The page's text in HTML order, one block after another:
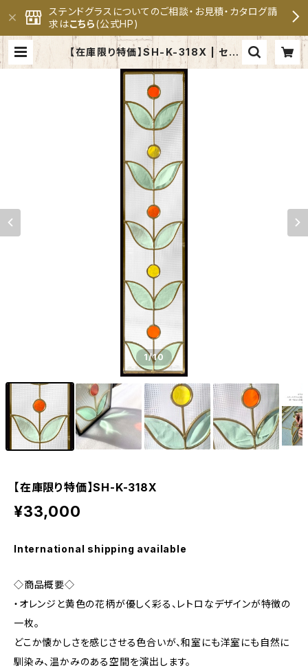
ステンドグラスについてのご相談・お見積・カタログ請
求はこちら(公式HP)
【在庫限り特価】SH-K-318X | セブ
ンホーム ステンドグラス専門メーカ
ー 公式オンラインショップ
1/10
【在庫限り特価】SH-K-318X
¥33,000
International shipping available
◇商品概要◇
・オレンジと黄色の花柄が優しく彩る、レトロなデザインが特徴の
一枚。
どこか懐かしさを感じさせる色合いが、和室にも洋室にも自然に
馴染み、温かみのある空間を演出します。